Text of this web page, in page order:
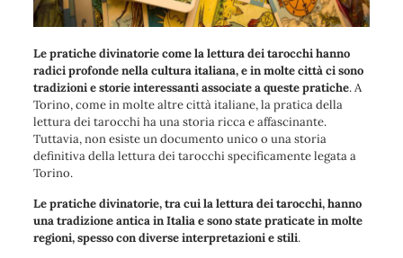
Le pratiche divinatorie come la lettura dei tarocchi hanno
radici profonde nella cultura italiana, e in molte città ci sono
tradizioni e storie interessanti associate a queste pratiche. A
Torino, come in molte altre città italiane, la pratica della
lettura dei tarocchi ha una storia ricca e affascinante.
Tuttavia, non esiste un documento unico o una storia
definitiva della lettura dei tarocchi specificamente legata a
Torino.
Le pratiche divinatorie, tra cui la lettura dei tarocchi, hanno
una tradizione antica in Italia e sono state praticate in molte
regioni, spesso con diverse interpretazioni e stili.